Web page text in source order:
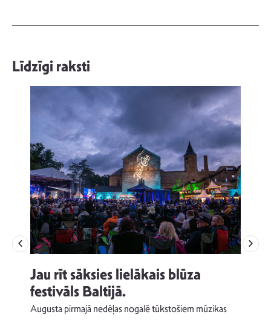
Līdzīgi raksti
Jau rīt sāksies lielākais blūza
festivāls Baltijā.
Augusta pirmajā nedēļas nogalē tūkstošiem mūzikas